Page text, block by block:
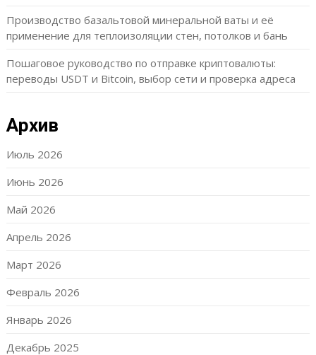
Производство базальтовой минеральной ваты и её
применение для теплоизоляции стен, потолков и бань
Пошаговое руководство по отправке криптовалюты:
переводы USDT и Bitcoin, выбор сети и проверка адреса
Архив
Июль 2026
Июнь 2026
Май 2026
Апрель 2026
Март 2026
Февраль 2026
Январь 2026
Декабрь 2025